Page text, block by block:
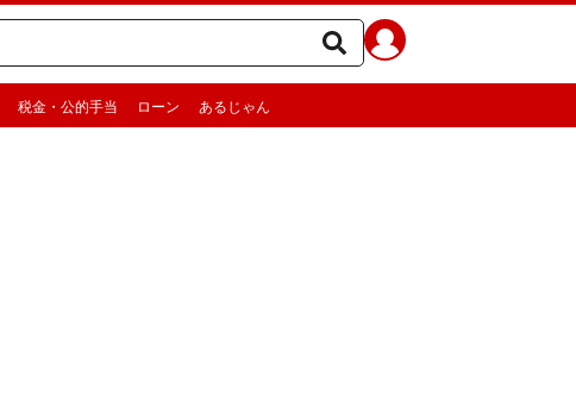
税金・公的手当 ローン あるじゃん